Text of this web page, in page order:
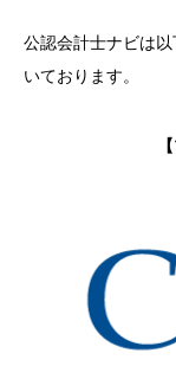
公認会計士ナビは
いております。